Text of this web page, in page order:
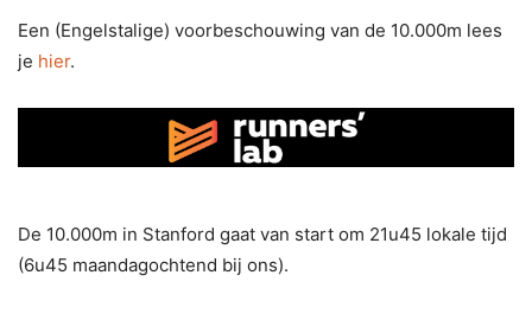
Een (Engelstalige) voorbeschouwing van de 10.000m lees
je hier.
De 10.000m in Stanford gaat van start om 21u45 lokale tijd
(6u45 maandagochtend bij ons).